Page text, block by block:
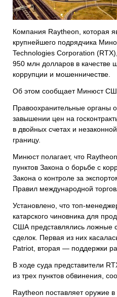
Компания Raytheon, которая
крупнейшего подрядчика
Technologies Corporation
950 млн долларов в качестве
коррупции и мошенничестве.
Об этом сообщает Минюст
Правоохранительные органы
завышении цен на
в двойных счетах и
границу.
Минюст полагает, что
пунктов Закона о борьбе с
Закона о контроле за
Правил международной
Установлено, что топ-
катарского чиновника для
США представлялись ложные
сделок. Первая из них
Patriot, вторая — поддержки
В ходе суда представители
из трех пунктов обвинения,
Raytheon поставляет оружие